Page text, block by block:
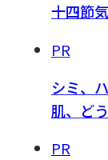
十四節
PR
シミ、
肌、ど
PR